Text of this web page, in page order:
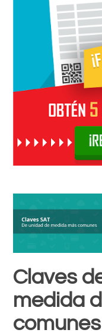
Claves
medida
comunes